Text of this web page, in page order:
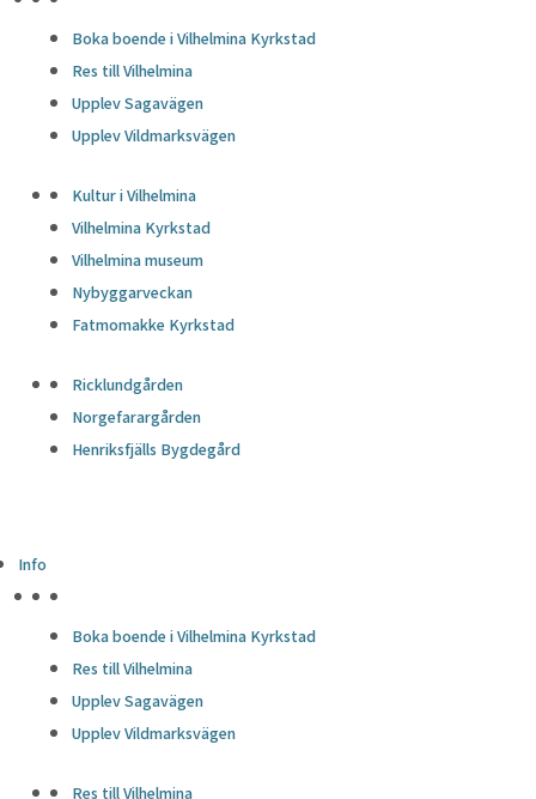
Boka boende i Vilhelmina Kyrkstad
Res till Vilhelmina
Upplev Sagavägen
Upplev Vildmarksvägen
Kultur i Vilhelmina
Vilhelmina Kyrkstad
Vilhelmina museum
Nybyggarveckan
Fatmomakke Kyrkstad
Ricklundgården
Norgefarargården
Henriksfjälls Bygdegård
Info
Boka boende i Vilhelmina Kyrkstad
Res till Vilhelmina
Upplev Sagavägen
Upplev Vildmarksvägen
Res till Vilhelmina